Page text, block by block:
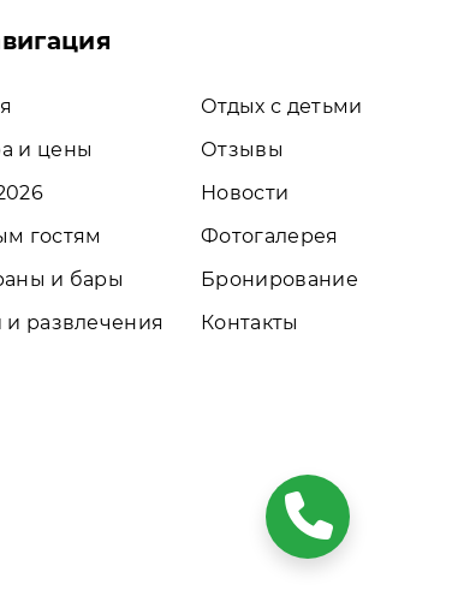
и цены
гостям
и бары
и развлечения
Отдых с детьми
Отзывы
Новости
Фотогалерея
Бронирование
Контакты